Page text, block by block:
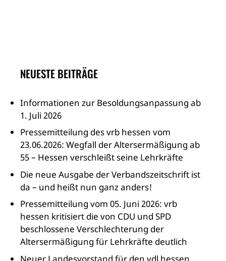
NEUESTE BEITRÄGE
Informationen zur Besoldungsanpassung ab
1. Juli 2026
Pressemitteilung des vrb hessen vom
23.06.2026: Wegfall der Altersermäßigung ab
55 – Hessen verschleißt seine Lehrkräfte
Die neue Ausgabe der Verbandszeitschrift ist
da – und heißt nun ganz anders!
Pressemitteilung vom 05. Juni 2026: vrb
hessen kritisiert die von CDU und SPD
beschlossene Verschlechterung der
Altersermäßigung für Lehrkräfte deutlich
Neuer Landesvorstand für den vdl hessen